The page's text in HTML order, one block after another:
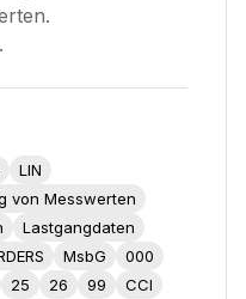
LIN
von Messwerten
Lastgangdaten
MsbG
000
25 26 99
CCI